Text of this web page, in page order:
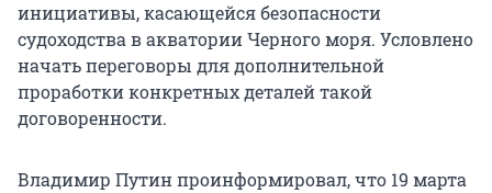
инициативы, касающейся безопасности
судоходства в акватории Черного моря. Условлено
начать переговоры для дополнительной
проработки конкретных деталей такой
договоренности.
Владимир Путин проинформировал, что 19 марта